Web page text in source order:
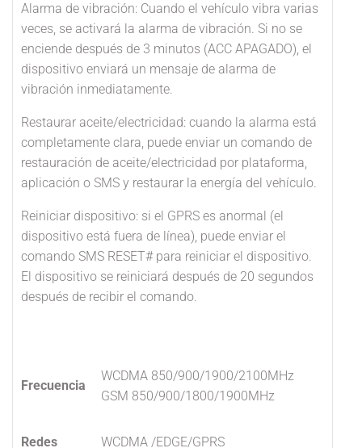
Alarma de vibración: Cuando el vehículo vibra varias
veces, se activará la alarma de vibración. Si no se
enciende después de 3 minutos (ACC APAGADO), el
dispositivo enviará un mensaje de alarma de
vibración inmediatamente.
Restaurar aceite/electricidad: cuando la alarma está
completamente clara, puede enviar un comando de
restauración de aceite/electricidad por plataforma,
aplicación o SMS y restaurar la energía del vehículo.
Reiniciar dispositivo: si el GPRS es anormal (el
dispositivo está fuera de línea), puede enviar el
comando SMS RESET# para reiniciar el dispositivo.
El dispositivo se reiniciará después de 20 segundos
después de recibir el comando.
Frecuencia
WCDMA 850/900/1900/2100MHz
GSM 850/900/1800/1900MHz
Redes WCDMA /EDGE/GPRS